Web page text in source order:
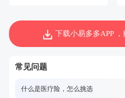
下载小易多多APP ，
常见问题
什么是医疗险，怎么挑选